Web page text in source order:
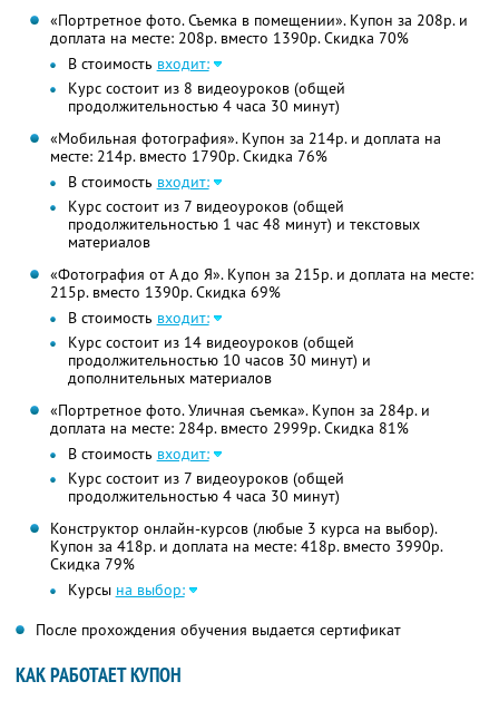
«Портретное фото. Съемка в помещении». Купон за 208р. и
доплата на месте: 208р. вместо 1390р. Скидка 70%
В стоимость входит:
Курс состоит из 8 видеоуроков (общей
продолжительностью 4 часа 30 минут)
«Мобильная фотография». Купон за 214р. и доплата на
месте: 214р. вместо 1790р. Скидка 76%
В стоимость входит:
Курс состоит из 7 видеоуроков (общей
продолжительностью 1 час 48 минут) и текстовых
материалов
«Фотография от А до Я». Купон за 215р. и доплата на месте:
215р. вместо 1390р. Скидка 69%
В стоимость входит:
Курс состоит из 14 видеоуроков (общей
продолжительностью 10 часов 30 минут) и
дополнительных материалов
«Портретное фото. Уличная съемка». Купон за 284р. и
доплата на месте: 284р. вместо 2999р. Скидка 81%
В стоимость входит:
Курс состоит из 7 видеоуроков (общей
продолжительностью 4 часа 30 минут)
Конструктор онлайн-курсов (любые 3 курса на выбор).
Купон за 418р. и доплата на месте: 418р. вместо 3990р.
Скидка 79%
Курсы на выбор:
После прохождения обучения выдается сертификат
КАК РАБОТАЕТ КУПОН